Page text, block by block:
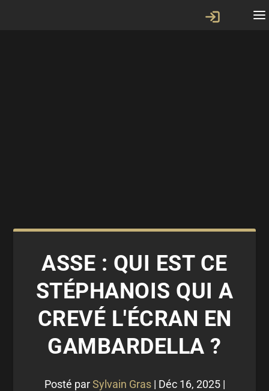
ASSE : QUI EST CE
STÉPHANOIS QUI A
CREVÉ L'ÉCRAN EN
GAMBARDELLA ?
Posté parSylvain Gras| Déc 16, 2025|